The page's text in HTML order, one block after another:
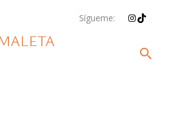
Sígueme: Instagram
TikTok